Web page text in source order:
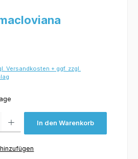
Versandkosten + ggf. zzgl.
In den Warenkorb